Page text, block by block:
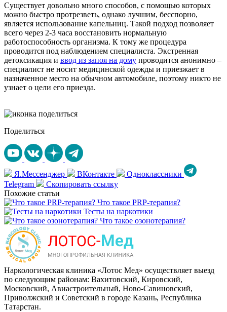
Существует довольно много способов, с помощью которых
можно быстро протрезветь, однако лучшим, бесспорно,
является использование капельниц. Такой подход позволяет
всего через 2-3 часа восстановить нормальную
работоспособность организма. К тому же процедура
проводится под наблюдением специалиста. Экстренная
детоксикация и ввод из запоя на дому проводится анонимно –
специалист не носит медицинской одежды и приезжает в
назначенное место на обычном автомобиле, поэтому никто не
узнает о цели его приезда.
Поделиться
Я.Мессенджер ВКонтакте
Одноклассники
Telegram
Скопировать ссылку
Похожие статьи
Что такое PRP-терапия?
Тесты на наркотики
Что такое озонотерапия?
Наркологическая клиника «Лотос Мед» осуществляет выезд
по следующим районам: Вахитовский, Кировский,
Московский, Авиастроительный, Ново-Савиновский,
Приволжский и Советский в городе Казань, Республика
Татарстан.